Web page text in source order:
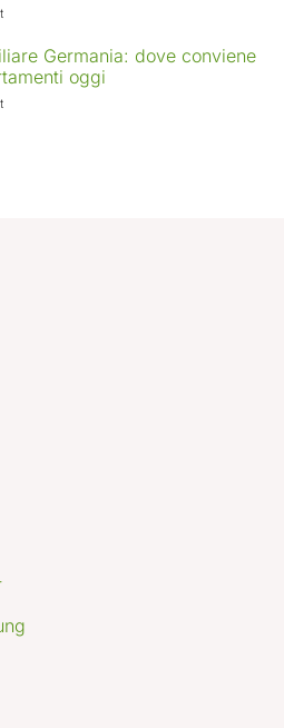
Europa:
in
crescita
rendimenti
für
casa
a
Berlino
con
Germania: dove conviene
oggi
für